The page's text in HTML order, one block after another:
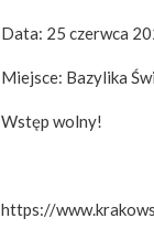
Data: 25 czerwca
Miejsce: Bazylika
Wstęp wolny!
https://